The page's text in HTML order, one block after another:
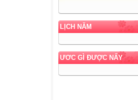
LỊCH NĂM
ƯƠC GÌ ĐƯỢC NẤY